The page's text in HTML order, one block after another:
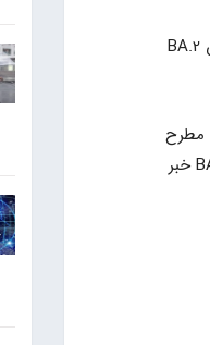
مطرح
می‌شود. در همین رابطه آژانس امنیت بهداشت بریتانیا از عدم کاهش اثر بخشی واکسن‌ها در برابر BA.2 خبر